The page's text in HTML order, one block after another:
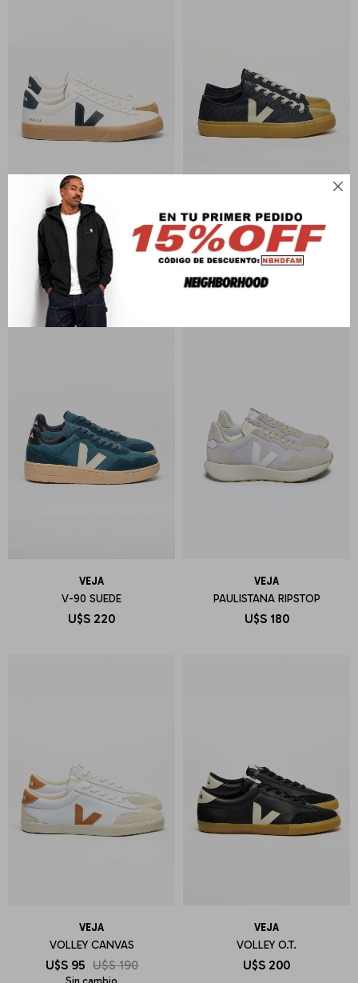

VEJA
ZAPATILLA CAMPO
U$S 200
VEJA
WATA II LOW DENIM
VEJA
V-90 SUEDE
U$S 220
VEJA
PAULISTANA RIPSTOP
U$S 180
VEJA
VOLLEY CANVAS
U$S 95 U$S 190
VEJA
VOLLEY O.T.
U$S 200